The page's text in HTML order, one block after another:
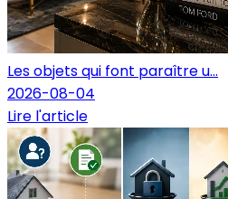
Les objets qui font paraître u...
2026-08-04
Lire l'article